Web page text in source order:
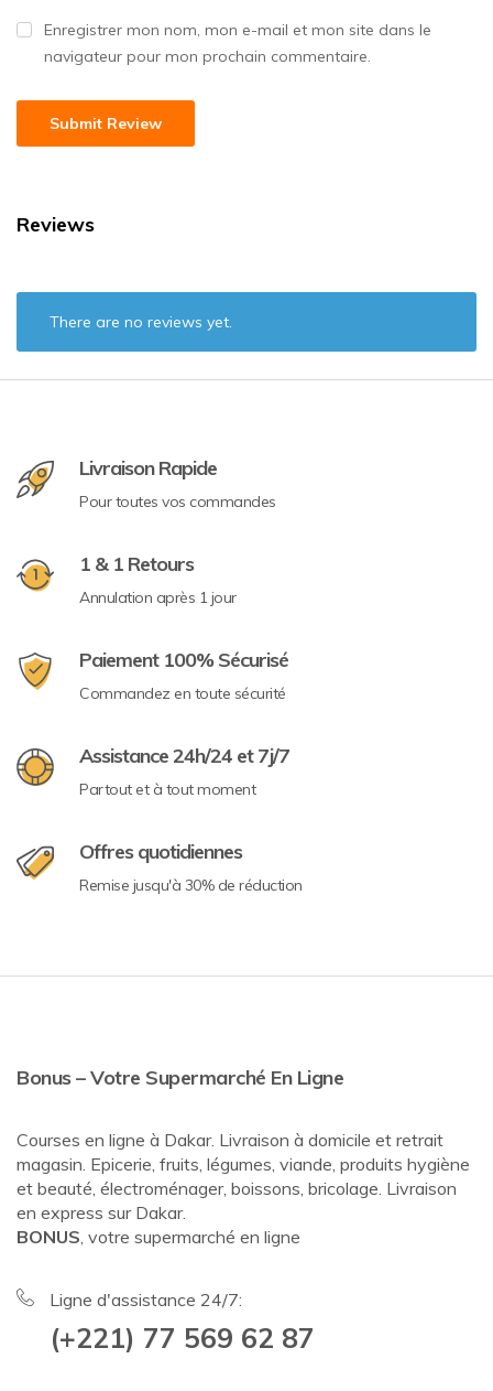
Enregistrer mon nom, mon e-mail et mon site dans le
navigateur pour mon prochain commentaire.
Reviews
There are no reviews yet.
Livraison Rapide
Pour toutes vos commandes
1 & 1 Retours
Annulation après 1 jour
Paiement 100% Sécurisé
Commandez en toute sécurité
Assistance 24h/24 et 7j/7
Partout et à tout moment
Offres quotidiennes
Remise jusqu'à 30% de réduction
Bonus – Votre Supermarché En Ligne
Courses en ligne à Dakar. Livraison à domicile et retrait
magasin. Epicerie, fruits, légumes, viande, produits hygiène
et beauté, électroménager, boissons, bricolage. Livraison
en express sur Dakar.
BONUS, votre supermarché en ligne
Ligne d'assistance 24/7:
(+221) 77 569 62 87